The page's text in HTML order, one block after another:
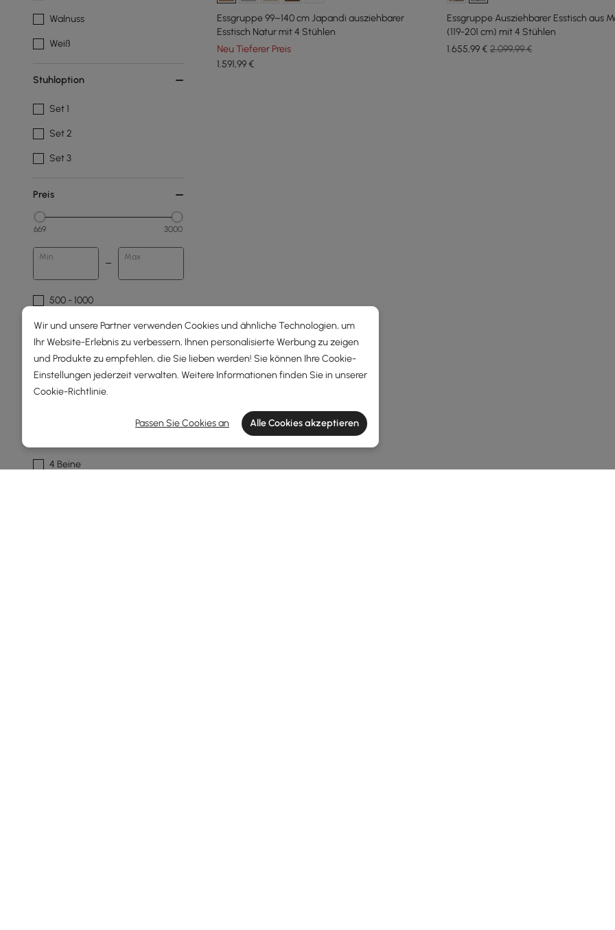
Walnuss
Weiß
Stuhloption
Set 1
Set 2
Set 3
Preis
669 3000
Min Max
500 - 1000
1000 - 1500
Über 1500
Base-Typ
4 Beine
Essgruppe 99–140 cm Japandi ausziehbarer
Esstisch Natur mit 4 Stühlen
Neu Tieferer Preis
1.591,99€
Essgruppe Ausziehbarer Esstisch aus
(119-201 cm) mit 4 Stühlen
1.655,99€ 2.099,99 €
Wir und unsere Partner verwenden Cookies und ähnliche Technologien, um
Ihr Website-Erlebnis zu verbessern, Ihnen personalisierte Werbung zu zeigen
und Produkte zu empfehlen, die Sie lieben werden! Sie können Ihre Cookie-
Einstellungen jederzeit verwalten. Weitere Informationen finden Sie in unserer
Cookie-Richtlinie.
Passen Sie Cookies an Alle Cookies akzeptieren